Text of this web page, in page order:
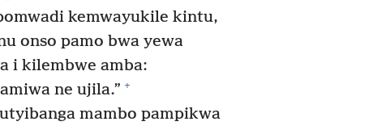
kemwayukile kintu,
onso pamo bwa yewa
i kilembwe amba:
ne ujila.” +
mambo pampikwa